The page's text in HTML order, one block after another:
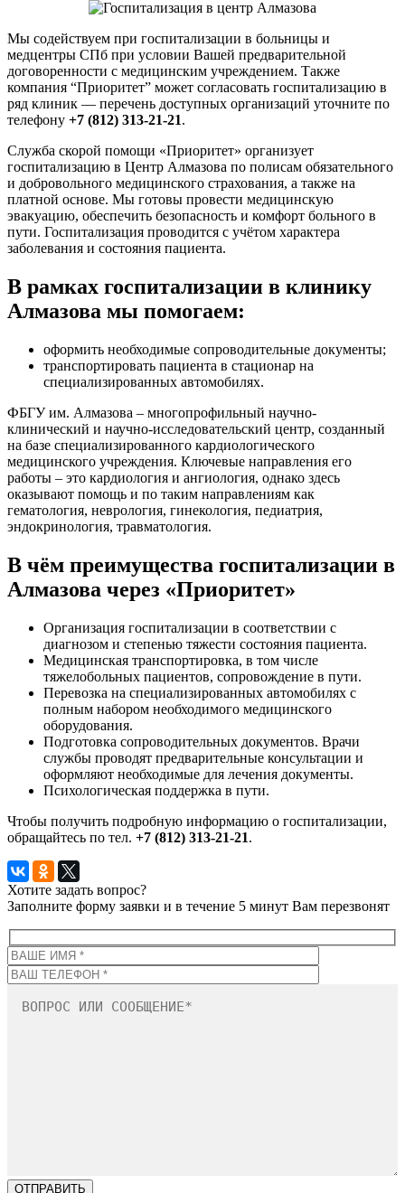
Мы содействуем при госпитализации в больницы и
медцентры СПб при условии Вашей предварительной
договоренности с медицинским учреждением. Также
компания “Приоритет” может согласовать госпитализацию в
ряд клиник — перечень доступных организаций уточните по
телефону +7 (812) 313-21-21.
Служба скорой помощи «Приоритет» организует
госпитализацию в Центр Алмазова по полисам обязательного
и добровольного медицинского страхования, а также на
платной основе. Мы готовы провести медицинскую
эвакуацию, обеспечить безопасность и комфорт больного в
пути. Госпитализация проводится с учётом характера
заболевания и состояния пациента.
В рамках госпитализации в клинику
Алмазова мы помогаем:
оформить необходимые сопроводительные документы;
транспортировать пациента в стационар на
специализированных автомобилях.
ФБГУ им. Алмазова – многопрофильный научно-
клинический и научно-исследовательский центр, созданный
на базе специализированного кардиологического
медицинского учреждения. Ключевые направления его
работы – это кардиология и ангиология, однако здесь
оказывают помощь и по таким направлениям как
гематология, неврология, гинекология, педиатрия,
эндокринология, травматология.
В чём преимущества госпитализации в
Алмазова через «Приоритет»
Организация госпитализации в соответствии с
диагнозом и степенью тяжести состояния пациента.
Медицинская транспортировка, в том числе
тяжелобольных пациентов, сопровождение в пути.
Перевозка на специализированных автомобилях с
полным набором необходимого медицинского
оборудования.
Подготовка сопроводительных документов. Врачи
службы проводят предварительные консультации и
оформляют необходимые для лечения документы.
Психологическая поддержка в пути.
Чтобы получить подробную информацию о госпитализации,
обращайтесь по тел. +7 (812) 313-21-21.
Хотите задать вопрос?
Заполните форму заявки и в течение 5 минут Вам перезвонят